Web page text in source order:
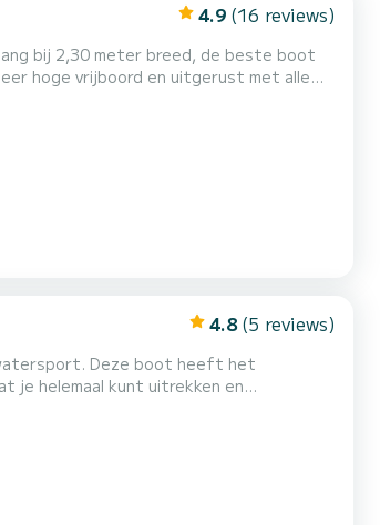
4.9 (16 reviews)
bij 2,30 meter breed, de beste boot
hoge vrijboord en uitgerust met alle
Wij bieden hengels, een SUP-board en
en een halve dag...
4.8 (5 reviews)
watersport. Deze boot heeft het
je helemaal kunt uitrekken en
heeft een veiligheidskit,
voorop, zwemtrap en koelkast.